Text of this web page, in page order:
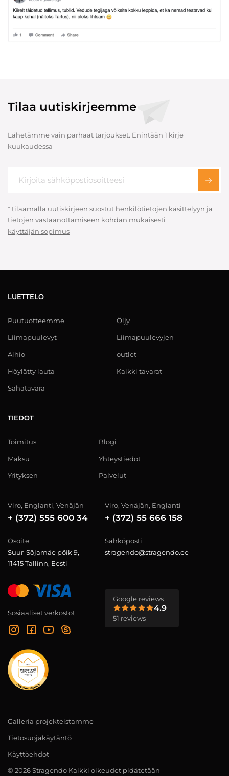
Tilaa uutiskirjeemme
Lähetämme vain parhaat tarjoukset. Enintään 1 kirje
kuukaudessa
* tilaamalla uutiskirjeen suostut henkilötietojen käsittelyyn ja
tietojen vastaanottamiseen kohdan mukaisesti
käyttäjän sopimus
LUETTELO
Puutuotteemme
Liimapuulevyt
Aihio
Höylätty lauta
Sahatavara
Öljy
Liimapuulevyjen
outlet
Kaikki tavarat
TIEDOT
Toimitus
Maksu
Yrityksen
Blogi
Yhteystiedot
Palvelut
Viro, Englanti, Venäjän
+ (372) 555 600 34
Viro, Venäjän, Englanti
+ (372) 55 666 158
Osoite
Suur-Sõjamäe põik 9,
11415 Tallinn, Eesti
Sähköposti
stragendo@stragendo.ee
Sosiaaliset verkostot
Google reviews
4.9
51 reviews
Galleria projekteistamme
Tietosuojakäytäntö
Käyttöehdot
© 2026 Stragendo Kaikki oikeudet pidätetään